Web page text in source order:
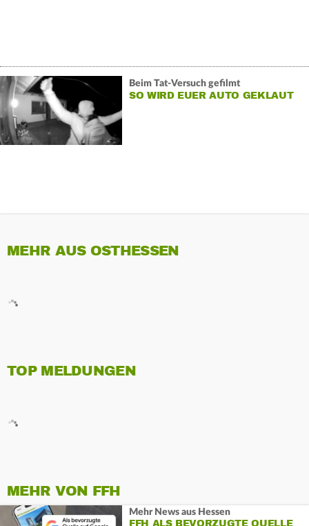
Beim Tat-Versuch gefilmt
SO WIRD EUER AUTO GEKLAUT
MEHR AUS OSTHESSEN
TOP MELDUNGEN
MEHR VON FFH
Mehr News aus Hessen
FFH ALS BEVORZUGTE QUELLE